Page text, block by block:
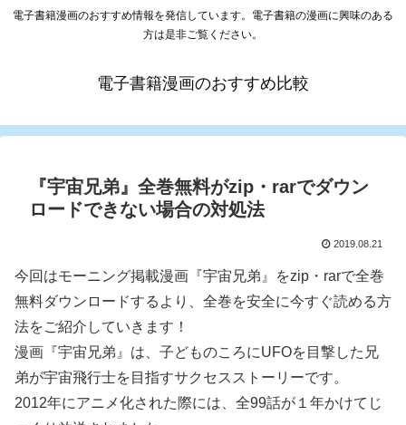
電子書籍漫画のおすすめ情報を発信しています。電子書籍の漫画に興味のある
方は是非ご覧ください。
電子書籍漫画のおすすめ比較
『宇宙兄弟』全巻無料がzip・rarでダウン
ロードできない場合の対処法
2019.08.21
今回はモーニング掲載漫画『宇宙兄弟』をzip・rarで全巻
無料ダウンロードするより、全巻を安全に今すぐ読める方
法をご紹介していきます！
漫画『宇宙兄弟』は、子どものころにUFOを目撃した兄
弟が宇宙飛行士を目指すサクセスストーリーです。
2012年にアニメ化された際には、全99話が１年かけてじ